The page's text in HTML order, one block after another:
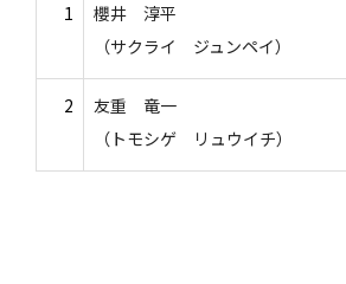
1
櫻井 淳平
（サクライ ジュンペイ）
2
友重 竜一
（トモシゲ リュウイチ）